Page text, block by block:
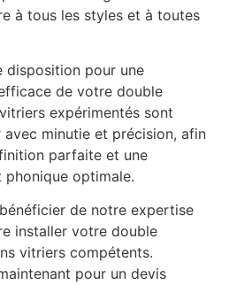
à tous les styles et à toutes
disposition pour une
de votre double
expérimentés sont
minutie et précision, afin
parfaite et une
optimale.
de notre expertise
installer votre double
vitriers compétents.
pour un devis